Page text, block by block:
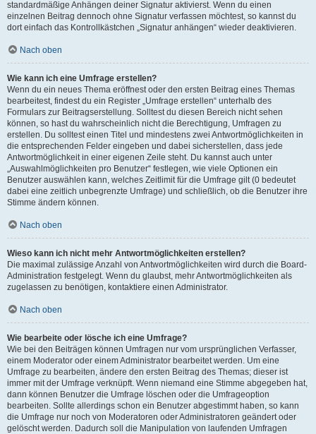
standardmäßige Anhängen deiner Signatur aktivierst. Wenn du einen
einzelnen Beitrag dennoch ohne Signatur verfassen möchtest, so kannst du
dort einfach das Kontrollkästchen „Signatur anhängen“ wieder deaktivieren.
Nach oben
Wie kann ich eine Umfrage erstellen?
Wenn du ein neues Thema eröffnest oder den ersten Beitrag eines Themas
bearbeitest, findest du ein Register „Umfrage erstellen“ unterhalb des
Formulars zur Beitragserstellung. Solltest du diesen Bereich nicht sehen
können, so hast du wahrscheinlich nicht die Berechtigung, Umfragen zu
erstellen. Du solltest einen Titel und mindestens zwei Antwortmöglichkeiten in
die entsprechenden Felder eingeben und dabei sicherstellen, dass jede
Antwortmöglichkeit in einer eigenen Zeile steht. Du kannst auch unter
„Auswahlmöglichkeiten pro Benutzer“ festlegen, wie viele Optionen ein
Benutzer auswählen kann, welches Zeitlimit für die Umfrage gilt (0 bedeutet
dabei eine zeitlich unbegrenzte Umfrage) und schließlich, ob die Benutzer ihre
Stimme ändern können.
Nach oben
Wieso kann ich nicht mehr Antwortmöglichkeiten erstellen?
Die maximal zulässige Anzahl von Antwortmöglichkeiten wird durch die Board-
Administration festgelegt. Wenn du glaubst, mehr Antwortmöglichkeiten als
zugelassen zu benötigen, kontaktiere einen Administrator.
Nach oben
Wie bearbeite oder lösche ich eine Umfrage?
Wie bei den Beiträgen können Umfragen nur vom ursprünglichen Verfasser,
einem Moderator oder einem Administrator bearbeitet werden. Um eine
Umfrage zu bearbeiten, ändere den ersten Beitrag des Themas; dieser ist
immer mit der Umfrage verknüpft. Wenn niemand eine Stimme abgegeben hat,
dann können Benutzer die Umfrage löschen oder die Umfrageoption
bearbeiten. Sollte allerdings schon ein Benutzer abgestimmt haben, so kann
die Umfrage nur noch von Moderatoren oder Administratoren geändert oder
gelöscht werden. Dadurch soll die Manipulation von laufenden Umfragen